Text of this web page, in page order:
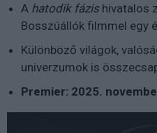
A hatodik fázishivatalos
Bosszúállók filmmel egy
Különböző világok,
univerzumok is
Premier: 2025.